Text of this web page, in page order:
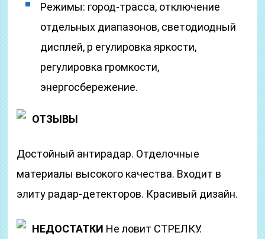
Режимы: город-трасса, отключение
отдельных диапазонов, светодиодный
дисплей, р егулировка яркости,
регулировка громкости,
энергосбережение.
ОТЗЫВЫ
Достойный антирадар. Отделочные
материалы высокого качества. Входит в
элиту радар-детекторов. Красивый дизайн.
НЕДОСТАТКИ Не ловит СТРЕЛКУ.